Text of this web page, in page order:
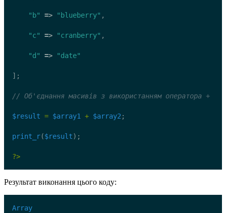
"b" => "blueberry" ,
"c" => "cranberry" ,
"d" => "date"
];
// Об'єднання масивів з використанням оператора +
$result = $array1 + $array2 ;
print_r($result);
?>
Результат виконання цього коду:
Array